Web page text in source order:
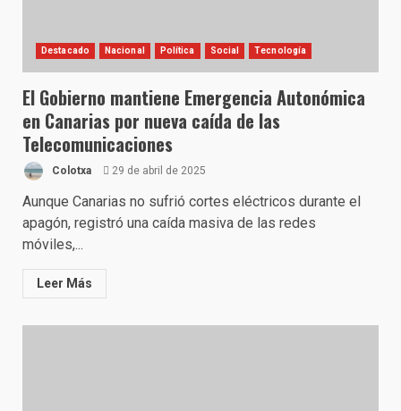
Destacado Nacional Política Social Tecnología
El Gobierno mantiene Emergencia Autonómica
en Canarias por nueva caída de las
Telecomunicaciones
Colotxa 29 de abril de 2025
Aunque Canarias no sufrió cortes eléctricos durante el
apagón, registró una caída masiva de las redes
móviles,...
Leer Más